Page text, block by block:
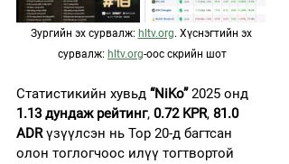
Зургийн эх сурвалж: hltv.org. Хүснэгтийн эх
сурвалж: hltv.org-оос скрийн шот
Статистикийн хувьд “NiKo” 2025 онд
1.13 дундаж рейтинг, 0.72 KPR, 81.0
ADR үзүүлсэн нь Top 20-д багтсан
олон тоглогчоос илүү тогтвортой